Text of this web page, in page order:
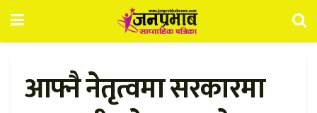
आफ्नै नेतृत्वमा सरकारमा